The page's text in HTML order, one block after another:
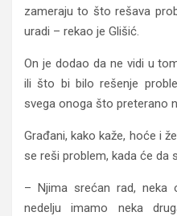
zameraju to što rešava
uradi – rekao je Glišić.
On je dodao da ne vidi u
ili što bi bilo rešenje
svega onoga što preterano
Građani, kako kaže, hoće i
se reši problem, kada će da
– Njima srećan rad,
nedelju imamo neka